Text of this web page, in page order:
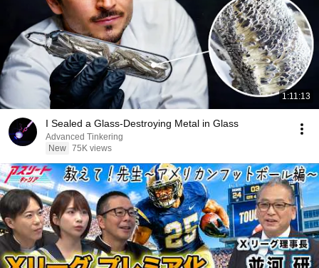
1:11:13
I Sealed a Glass-Destroying Metal in Glass
Advanced Tinkering
New 75K views